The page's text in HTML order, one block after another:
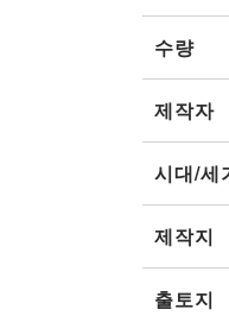
수량
제작자
시대/세
제작지
출토지